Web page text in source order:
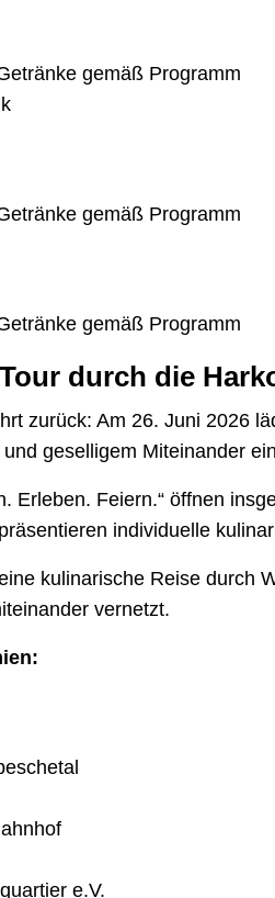
gemäß Programm
gemäß Programm
gemäß Programm
durch die
zurück: Am 26. Juni 2026
geselligem Miteinander
Erleben. Feiern.“ öffnen
individuelle
kulinarische Reise durch
vernetzt.
e.V.